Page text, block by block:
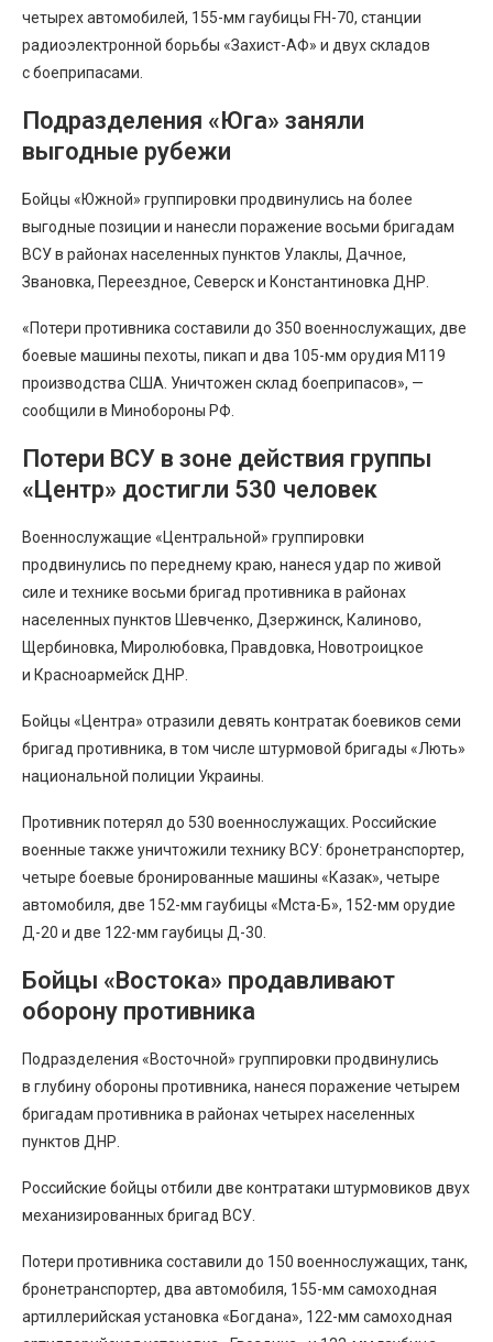
четырех автомобилей, 155-мм гаубицы FH-70, станции
радиоэлектронной борьбы «Захист-АФ» и двух складов
с боеприпасами.
Подразделения «Юга» заняли
выгодные рубежи
Бойцы «Южной» группировки продвинулись на более
выгодные позиции и нанесли поражение восьми бригадам
ВСУ в районах населенных пунктов Улаклы, Дачное,
Звановка, Переездное, Северск и Константиновка ДНР.
«Потери противника составили до 350 военнослужащих, две
боевые машины пехоты, пикап и два 105-мм орудия М119
производства США. Уничтожен склад боеприпасов», —
сообщили в Минобороны РФ.
Потери ВСУ в зоне действия группы
«Центр» достигли 530 человек
Военнослужащие «Центральной» группировки
продвинулись по переднему краю, нанеся удар по живой
силе и технике восьми бригад противника в районах
населенных пунктов Шевченко, Дзержинск, Калиново,
Щербиновка, Миролюбовка, Правдовка, Новотроицкое
и Красноармейск ДНР.
Бойцы «Центра» отразили девять контратак боевиков семи
бригад противника, в том числе штурмовой бригады «Лють»
национальной полиции Украины.
Противник потерял до 530 военнослужащих. Российские
военные также уничтожили технику ВСУ: бронетранспортер,
четыре боевые бронированные машины «Казак», четыре
автомобиля, две 152-мм гаубицы «Мста-Б», 152-мм орудие
Д-20 и две 122-мм гаубицы Д-30.
Бойцы «Востока» продавливают
оборону противника
Подразделения «Восточной» группировки продвинулись
в глубину обороны противника, нанеся поражение четырем
бригадам противника в районах четырех населенных
пунктов ДНР.
Российские бойцы отбили две контратаки штурмовиков двух
механизированных бригад ВСУ.
Потери противника составили до 150 военнослужащих, танк,
бронетранспортер, два автомобиля, 155-мм самоходная
артиллерийская установка «Богдана», 122-мм самоходная